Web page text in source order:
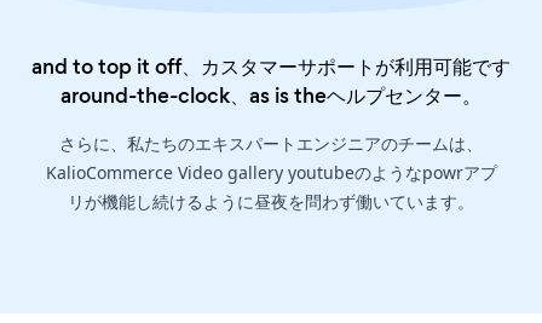
and to top it off、カスタマーサポートが利用可能です
around-the-clock、as is theヘルプセンター。
さらに、私たちのエキスパートエンジニアのチームは、
KalioCommerce Video gallery youtubeのようなpowrアプ
リが機能し続けるように昼夜を問わず働いています。